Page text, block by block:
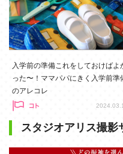
入学前の準備これをしておけばよ
った〜！ママパパにきく入学前準
のアレコレ
スタジオアリス撮影